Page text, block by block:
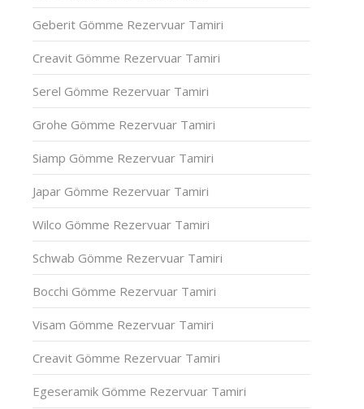
Geberit Gömme Rezervuar Tamiri
Creavit Gömme Rezervuar Tamiri
Serel Gömme Rezervuar Tamiri
Grohe Gömme Rezervuar Tamiri
Siamp Gömme Rezervuar Tamiri
Japar Gömme Rezervuar Tamiri
Wilco Gömme Rezervuar Tamiri
Schwab Gömme Rezervuar Tamiri
Bocchi Gömme Rezervuar Tamiri
Visam Gömme Rezervuar Tamiri
Creavit Gömme Rezervuar Tamiri
Egeseramik Gömme Rezervuar Tamiri